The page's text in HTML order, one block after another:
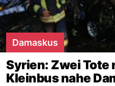
Damaskus
Syrien: Zwei Tote
Kleinbus nahe